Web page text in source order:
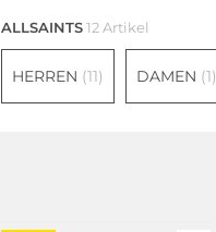
ALLSAINTS12 Artikel
HERREN (11) DAMEN (1)